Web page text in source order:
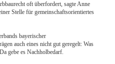
oft überfordert, sagte Anne
Stelle für gemeinschaftsorientiertes
bayerischer
auch eines nicht gut geregelt: Was
gebe es Nachholbedarf.